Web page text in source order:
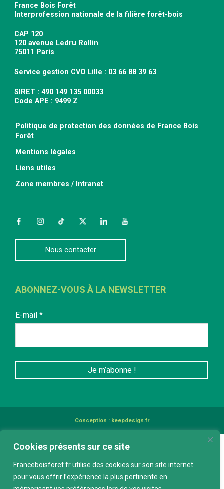
Cookies présents sur ce site
Franceboisforet.fr utilise des cookies sur son site internet
pour vous offrir l’expérience la plus pertinente en
France Bois Forêt
Interprofession nationale de la filière forêt-bois
CAP 120
120 avenue Ledru Rollin
75011 Paris
Service gestion CVO Lille : 03 66 88 39 63
SIRET : 490 149 135 00033
Code APE : 9499 Z
Politique de protection des données de France Bois
Forêt
Mentions légales
Liens utiles
Zone membres / Intranet
FacebookInstagramTikTokTwitterLinkedInYouTube
Nous contacter
ABONNEZ-VOUS À LA NEWSLETTER
E-mail *
Conception : keepdesign.fr